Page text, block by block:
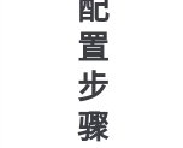
置
步
骤